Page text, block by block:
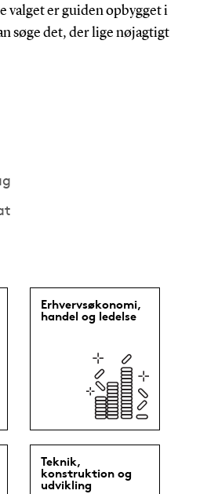
auditorier
igen bliver
Universitet,
som det tog
valget er guiden opbygget i
søge det, der lige nøjagtigt
Erhvervsøkonomi,
handel og ledelse
Teknik,
konstruktion og
udvikling